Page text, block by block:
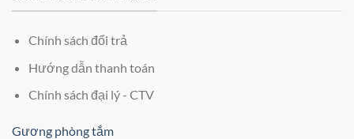
Chính sách đổi trả
Hướng dẫn thanh toán
Chính sách đại lý - CTV
Gương phòng tắm